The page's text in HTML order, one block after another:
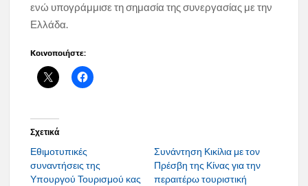
ενώ υπογράμμισε τη σημασία της συνεργασίας με την
Ελλάδα.
Κοινοποιήστε:
Σχετικά
Εθιμοτυπικές
συναντήσεις της
Υπουργού Τουρισμού κας
Συνάντηση Κικίλια με τον
Πρέσβη της Κίνας για την
περαιτέρω τουριστική